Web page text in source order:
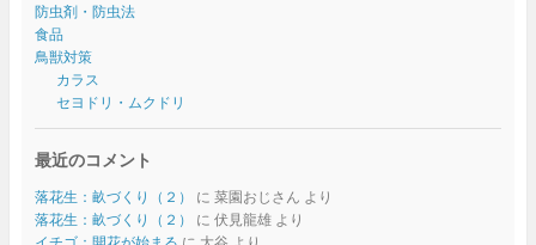
防虫剤・防虫法
食品
鳥獣対策
カラス
セヨドリ・ムクドリ
最近のコメント
落花生：畝づくり（２） に 菜園おじさん より
落花生：畝づくり（２）
に 伏見龍雄より